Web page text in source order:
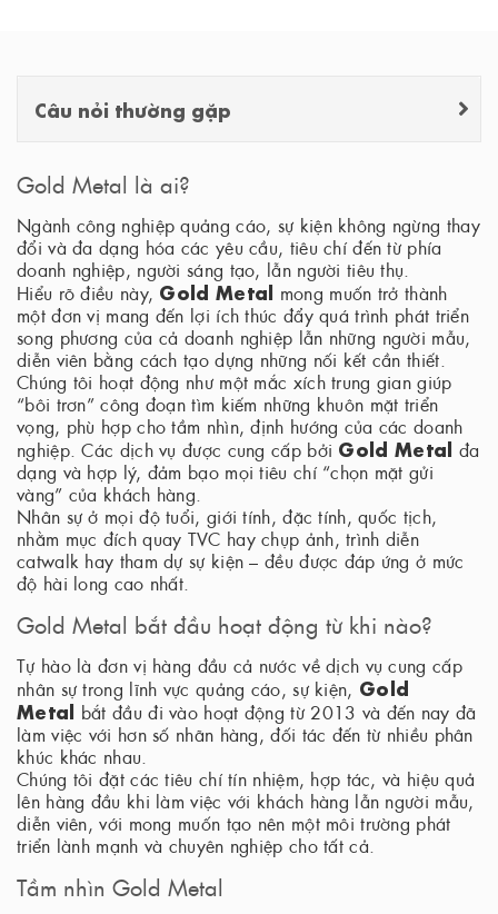
Câu nỏi thường gặp
Gold Metal là ai?
Ngành công nghiệp quảng cáo, sự kiện không ngừng thay
đổi và đa dạng hóa các yêu cầu, tiêu chí đến từ phía
doanh nghiệp, người sáng tạo, lẫn người tiêu thụ.
Hiểu rõ điều này, Gold Metal mong muốn trở thành
một đơn vị mang đến lợi ích thúc đẩy quá trình phát triển
song phương của cả doanh nghiệp lẫn những người mẫu,
diễn viên bằng cách tạo dựng những nối kết cần thiết.
Chúng tôi hoạt động như một mắc xích trung gian giúp
“bôi trơn” công đoạn tìm kiếm những khuôn mặt triển
vọng, phù hợp cho tầm nhìn, định hướng của các doanh
nghiệp. Các dịch vụ được cung cấp bởi Gold Metal đa
dạng và hợp lý, đảm bạo mọi tiêu chí “chọn mặt gửi
vàng” của khách hàng.
Nhân sự ở mọi độ tuổi, giới tính, đặc tính, quốc tịch,
nhằm mục đích quay TVC hay chụp ảnh, trình diễn
catwalk hay tham dự sự kiện – đều được đáp ứng ở mức
độ hài long cao nhất.
Gold Metal bắt đầu hoạt động từ khi nào?
Tự hào là đơn vị hàng đầu cả nước về dịch vụ cung cấp
nhân sự trong lĩnh vực quảng cáo, sự kiện, Gold
Metal bắt đầu đi vào hoạt động từ 2013 và đến nay đã
làm việc với hơn số nhãn hàng, đối tác đến từ nhiều phân
khúc khác nhau.
Chúng tôi đặt các tiêu chí tín nhiệm, hợp tác, và hiệu quả
lên hàng đầu khi làm việc với khách hàng lẫn người mẫu,
diễn viên, với mong muốn tạo nên một môi trường phát
triển lành mạnh và chuyên nghiệp cho tất cả.
Tầm nhìn Gold Metal